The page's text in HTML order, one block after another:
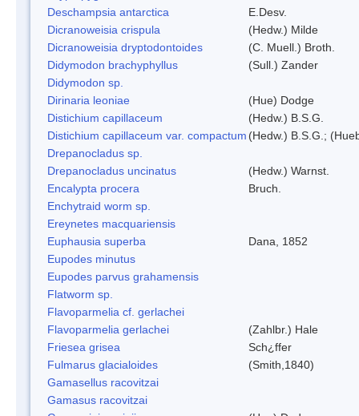
Deschampsia antarctica
E.Desv.
Dicranoweisia crispula
(Hedw.) Milde
Dicranoweisia dryptodontoides
(C. Muell.) Broth.
Didymodon brachyphyllus
(Sull.) Zander
Didymodon sp.
Dirinaria leoniae
(Hue) Dodge
Distichium capillaceum
(Hedw.) B.S.G.
Distichium capillaceum var. compactum (Hedw.) B.S.G.;
Drepanocladus sp.
Drepanocladus uncinatus
(Hedw.) Warnst.
Encalypta procera
Bruch.
Enchytraid worm sp.
Ereynetes macquariensis
Euphausia superba
Dana, 1852
Eupodes minutus
Eupodes parvus grahamensis
Flatworm sp.
Flavoparmelia cf. gerlachei
Flavoparmelia gerlachei
(Zahlbr.) Hale
Friesea grisea
Sch¿ffer
Fulmarus glacialoides
(Smith,1840)
Gamasellus racovitzai
Gamasus racovitzai